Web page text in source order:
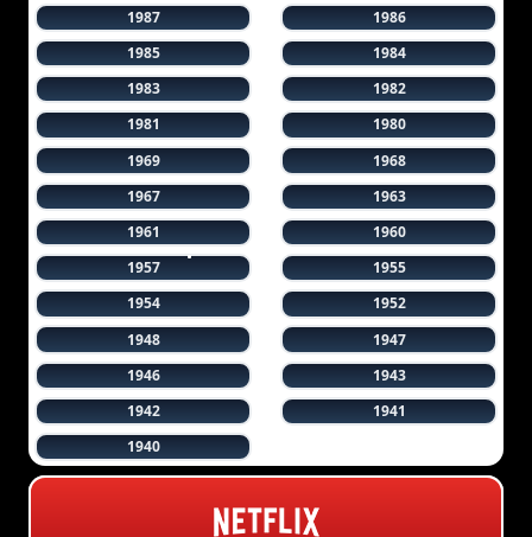
1987
1986
1985
1984
1983
1982
1981
1980
1969
1968
1967
1963
1961
1960
1957
1955
1954
1952
1948
1947
1946
1943
1942
1941
1940